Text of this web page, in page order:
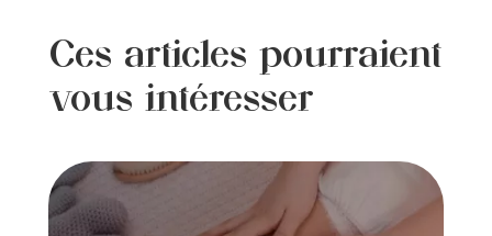
Ces articles pourraient
vous intéresser